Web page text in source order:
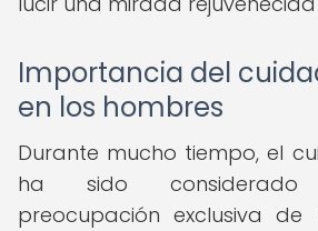
Importancia del
en los hombres
Durante mucho tiempo, el
ha sido
preocupación exclusiva de